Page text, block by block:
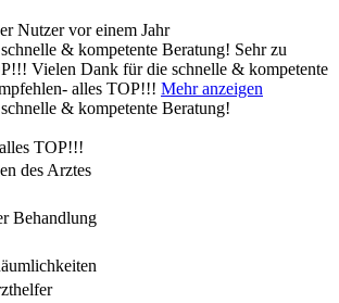
Nutzervor einem Jahr
& kompetente Beratung! Sehr zu
Vielen Dank für die schnelle & kompetente
alles TOP!!! Mehr anzeigen
& kompetente Beratung!
TOP!!!
des Arztes
Behandlung